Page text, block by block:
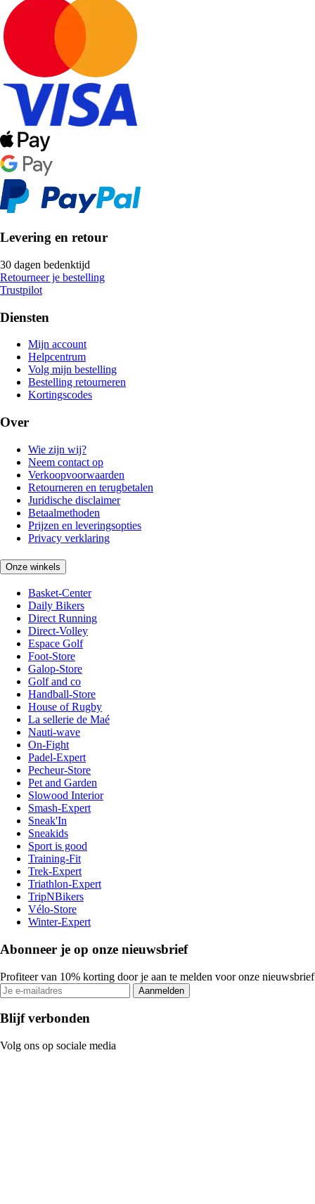
Levering en retour
30 dagen bedenktijd
Retourneer je bestelling
Trustpilot
Diensten
Mijn account
Helpcentrum
Volg mijn bestelling
Bestelling retourneren
Kortingscodes
Over
Wie zijn wij?
Neem contact op
Verkoopvoorwaarden
Retourneren en terugbetalen
Juridische disclaimer
Betaalmethoden
Prijzen en leveringsopties
Privacy verklaring
Onze winkels
Basket-Center
Daily Bikers
Direct Running
Direct-Volley
Espace Golf
Foot-Store
Galop-Store
Golf and co
Handball-Store
House of Rugby
La sellerie de Maé
Nauti-wave
On-Fight
Padel-Expert
Pecheur-Store
Pet and Garden
Slowood Interior
Smash-Expert
Sneak'In
Sneakids
Sport is good
Training-Fit
Trek-Expert
Triathlon-Expert
TripNBikers
Vélo-Store
Winter-Expert
Abonneer je op onze nieuwsbrief
Profiteer van 10% korting door je aan te melden voor onze nieuwsbrief
Aanmelden
Blijf verbonden
Volg ons op sociale media